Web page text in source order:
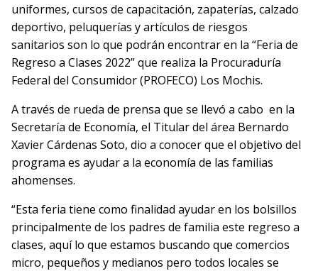
uniformes, cursos de capacitación, zapaterías, calzado
deportivo, peluquerías y artículos de riesgos
sanitarios son lo que podrán encontrar en la “Feria de
Regreso a Clases 2022” que realiza la Procuraduría
Federal del Consumidor (PROFECO) Los Mochis.
A través de rueda de prensa que se llevó a cabo en la
Secretaría de Economía, el Titular del área Bernardo
Xavier Cárdenas Soto, dio a conocer que el objetivo del
programa es ayudar a la economía de las familias
ahomenses.
“Esta feria tiene como finalidad ayudar en los bolsillos
principalmente de los padres de familia este regreso a
clases, aquí lo que estamos buscando que comercios
micro, pequeños y medianos pero todos locales se